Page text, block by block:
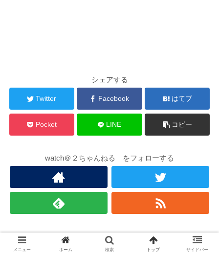
シェアする
Twitter Facebook はてブ
Pocket LINE コピー
watch＠２ちゃんねる をフォローする
お勧め記事（外部）
メニュー ホーム 検索 トップ サイドバー